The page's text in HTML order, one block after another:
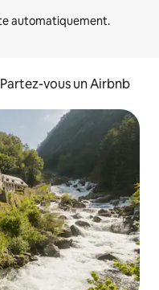
Partez-vous un Airbnb